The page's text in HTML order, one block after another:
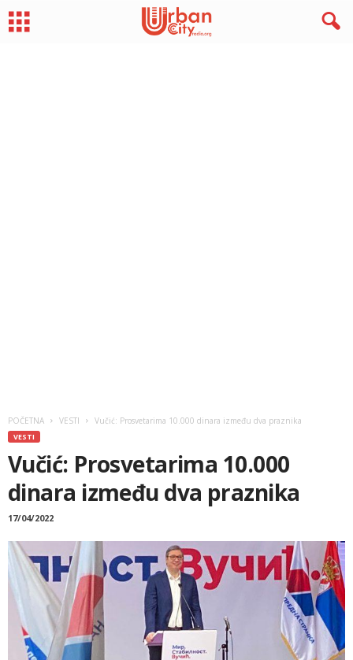
POČETNA VESTI Vučić: Prosvetarima 10.000 dinara između dva praznika
VESTI
Vučić: Prosvetarima 10.000
dinara između dva praznika
17/04/2022